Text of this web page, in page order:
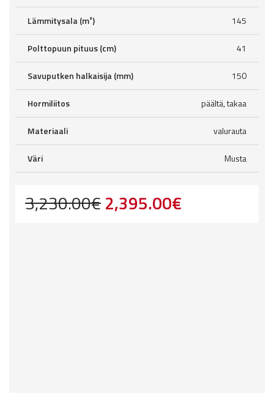
Lämmitysala (m²) 145
Polttopuun pituus (cm) 41
Savuputken halkaisija (mm) 150
Hormiliitos päältä, takaa
Materiaali valurauta
Väri Musta
3,230.00€Original
price
2,395.00€